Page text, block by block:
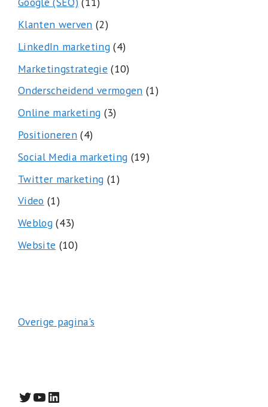
Klanten werven (2)
LinkedIn marketing(4)
Marketingstrategie (10)
Onderscheidend vermogen (1)
Online marketing (3)
Positioneren(4)
Social Media marketing (19)
Twitter marketing (1)
Video (1)
Weblog(43)
Website (10)
Overige pagina's
Twitter
YouTube
LinkedIn